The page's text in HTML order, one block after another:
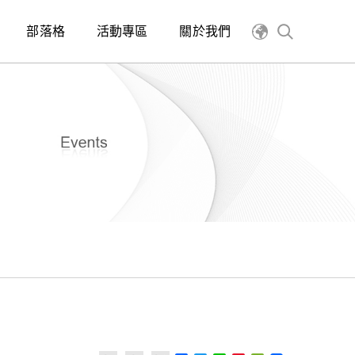
部落格 活動專區 關於我們